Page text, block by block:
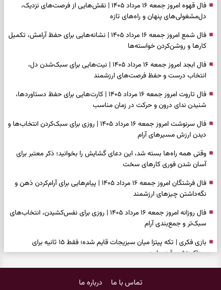
فال قهوه امروز جمعه ۱۶ مرداد ۱۴۰۵ | نقش‌هایی از فرصت‌های نزدیک،
دل‌مشغولی‌های پنهان و راه‌های تازه
فال شمع امروز جمعه ۱۶ مرداد ۱۴۰۵ | نشانه‌هایی برای حفظ آرامش، تکمیل
کارها و روشن‌کردن خواسته‌ها
فال ابجد امروز جمعه ۱۶ مرداد ۱۴۰۵ | نیت‌هایی برای سبک‌شدن دل،
انتخاب درست و حفظ فرصت‌های ارزشمند
فال تاروت امروز جمعه ۱۶ مرداد ۱۴۰۵ | کارت‌هایی برای حفظ دستاوردها،
شنیدن ندای درون و حرکت در زمان مناسب
فال سرنوشت امروز جمعه ۱۶ مرداد ۱۴۰۵ | روزی برای سبک‌کردن انتخاب‌ها و
دیدن ارزش مسیرهای آرام
وقتی همه راه‌ها بسته شد، این دعای گشایش را بخوانید؛ ذکر معتبر برای
آسان شدن فوری کارهای سخت
فال فرشتگان امروز جمعه ۱۶ مرداد ۱۴۰۵ | پیام‌هایی برای آرام‌کردن ذهن و
نگه‌داشتن چیزهای ارزشمند
فال روزانه امروز جمعه ۱۶ مرداد ۱۴۰۵ | روزی برای نفس‌کشیدن، انتخاب‌های
سبک‌تر و جمع‌بندی آرام
بازی فکری | تکه پیتزا میان سبزیجات قایم شده؛ فقط ۱۵ ثانیه برای
پیداکردنش وقت دارید
سنجیده و رهاشدن از انتظارهای بی‌نتیجه
تماس با ما درباره ما